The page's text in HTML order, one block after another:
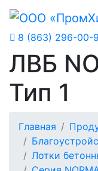
8 (863) 296-00-
ЛВБ
Тип 1
Главная
Лотки